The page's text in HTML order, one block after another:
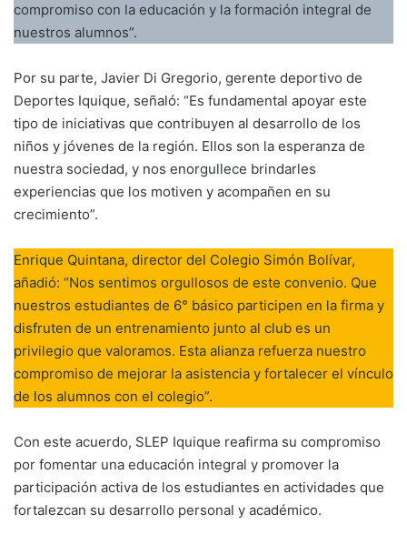
compromiso con la educación y la formación integral de
nuestros alumnos”.
Por su parte, Javier Di Gregorio, gerente deportivo de
Deportes Iquique, señaló: “Es fundamental apoyar este
tipo de iniciativas que contribuyen al desarrollo de los
niños y jóvenes de la región. Ellos son la esperanza de
nuestra sociedad, y nos enorgullece brindarles
experiencias que los motiven y acompañen en su
crecimiento”.
Enrique Quintana, director del Colegio Simón Bolívar,
añadió: “Nos sentimos orgullosos de este convenio. Que
nuestros estudiantes de 6° básico participen en la firma y
disfruten de un entrenamiento junto al club es un
privilegio que valoramos. Esta alianza refuerza nuestro
compromiso de mejorar la asistencia y fortalecer el vínculo
de los alumnos con el colegio”.
Con este acuerdo, SLEP Iquique reafirma su compromiso
por fomentar una educación integral y promover la
participación activa de los estudiantes en actividades que
fortalezcan su desarrollo personal y académico.